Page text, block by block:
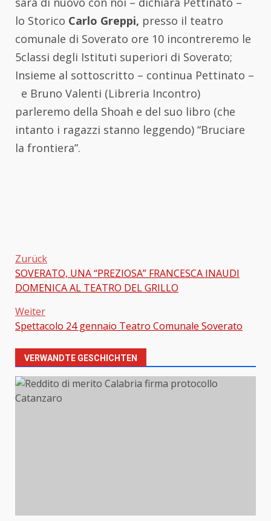
lo Storico Carlo Greppi, presso il teatro
comunale di Soverato ore 10 incontreremo le
5classi degli Istituti superiori di Soverato;
Insieme al sottoscritto – continua Pettinato –
e Bruno Valenti (Libreria Incontro)
parleremo della Shoah e del suo libro (che
intanto i ragazzi stanno leggendo) “Bruciare
la frontiera”.
Beitragsnavigation
Zurück
SOVERATO, UNA “PREZIOSA” FRANCESCA INAUDI
DOMENICA AL TEATRO DEL GRILLO
Weiter
Spettacolo 24 gennaio Teatro Comunale Soverato
VERWANDTE GESCHICHTEN